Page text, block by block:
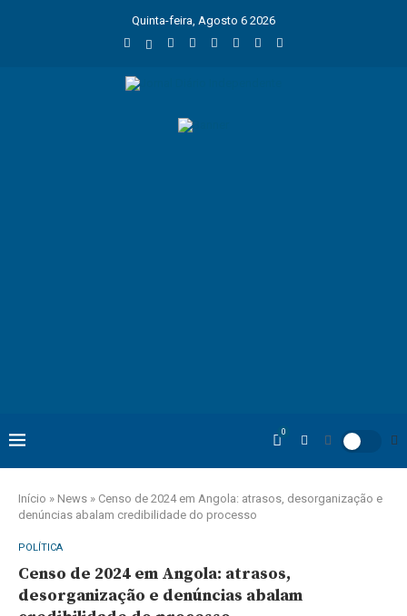
Quinta-feira, Agosto 6 2026
0
Início » News » Censo de 2024 em Angola: atrasos, desorganização e
denúncias abalam credibilidade do processo
POLÍTICA
Censo de 2024 em Angola: atrasos,
desorganização e denúncias abalam